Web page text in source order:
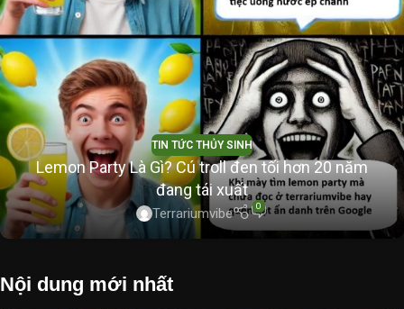
TIN TỨC THỦY SINH
Lemon Party Là Gì? Cú troll đen tối hơn 20 năm
đang tái xuất
Terrariumvibe 0
Nội dung mới nhất